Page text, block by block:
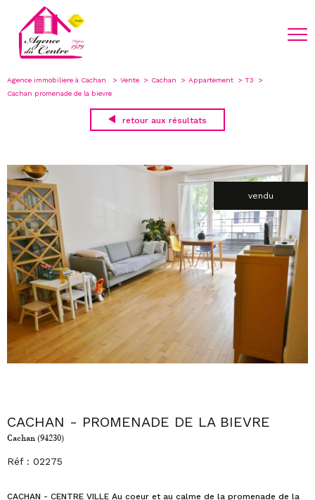
Agence immobiliere à Cachan Vente Cachan Appartement
T3
Cachan promenade de la bievre
retour aux résultats
vendu
CACHAN - PROMENADE DE LA BIEVRE
Cachan (94230)
Réf : 02275
CACHAN - CENTRE VILLE Au coeur et au calme de la promenade de la